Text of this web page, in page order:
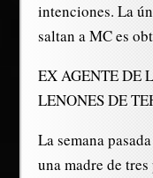
intenciones. La
saltan a MC es
EX AGENTE DE
LENONES DE
La semana
una madre de